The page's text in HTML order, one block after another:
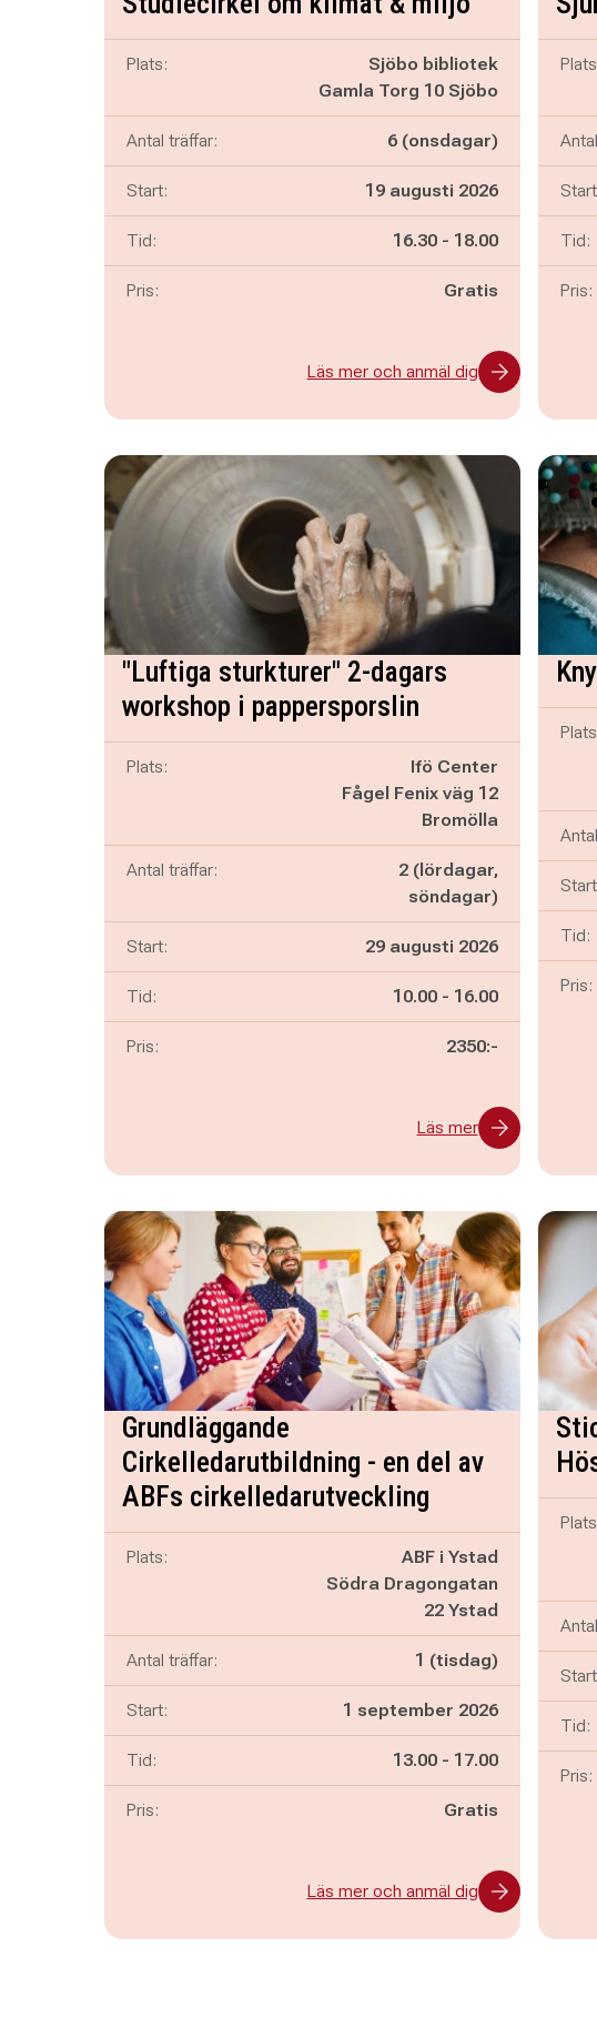
Plats:
Sjöbo bibliotek
Gamla Torg 10 Sjöbo
Antal träffar: 6 (onsdagar)
Start: 19 augusti 2026
Tid: Pågår mellan
16.30 - och
18.00
Pris: Gratis
Läs mer och anmäl dig
Tid:
Pris:
"Luftiga sturkturer" 2-dagars
workshop i pappersporslin
Plats:
Ifö Center
Fågel Fenix väg 12
Bromölla
Antal träffar:
2 (lördagar,
söndagar)
Start: 29 augusti 2026
Tid: Pågår mellan
10.00 - och
16.00
Pris: 2350:-
Läs mer
Tid:
Pris:
Grundläggande
Cirkelledarutbildning - en del av
ABFs cirkelledarutveckling
Plats:
ABF i Ystad
Södra Dragongatan
22 Ystad
Antal träffar: 1 (tisdag)
Start: 1 september 2026
Tid: Pågår mellan
13.00 - och
17.00
Pris: Gratis
Läs mer och anmäl dig
Tid:
Pris: